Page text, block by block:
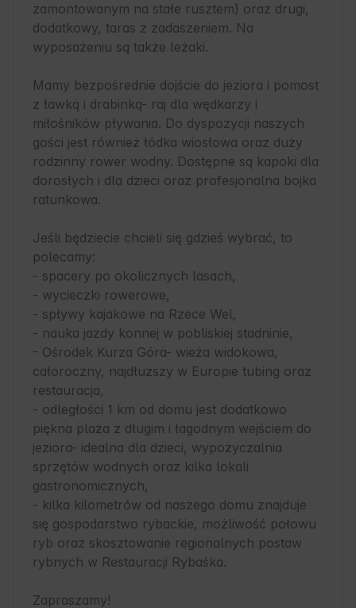
zamontowanym na stałe rusztem) oraz drugi,
dodatkowy, taras z zadaszeniem. Na
wyposażeniu są także leżaki.
Mamy bezpośrednie dojście do jeziora i pomost
z ławką i drabinką- raj dla wędkarzy i
miłośników pływania. Do dyspozycji naszych
gości jest również łódka wiosłowa oraz duży
rodzinny rower wodny. Dostępne są kapoki dla
dorosłych i dla dzieci oraz profesjonalna bojka
ratunkowa.
Jeśli będziecie chcieli się gdzieś wybrać, to
polecamy:
- spacery po okolicznych lasach,
- wycieczki rowerowe,
- spływy kajakowe na Rzece Wel,
- nauka jazdy konnej w pobliskiej stadninie,
- Ośrodek Kurza Góra- wieża widokowa,
całoroczny, najdłuższy w Europie tubing oraz
restauracja,
- odległości 1 km od domu jest dodatkowo
piękna plaża z długim i łagodnym wejściem do
jeziora- idealna dla dzieci, wypożyczalnia
sprzętów wodnych oraz kilka lokali
gastronomicznych,
- kilka kilometrów od naszego domu znajduje
się gospodarstwo rybackie, możliwość połowu
ryb oraz skosztowanie regionalnych postaw
rybnych w Restauracji Rybaśka.
Zapraszamy!